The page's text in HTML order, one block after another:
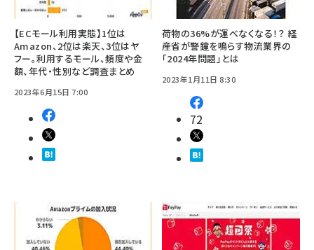
【ECモール利用実態】1位は
Amazon、2位は楽天、3位はヤ
フー。利用するモール、頻度や金
額、年代・性別など調査まとめ
2023年6月15日 7:00
荷物の36%が運べなくなる！？ 経
産省が警鐘を鳴らす物流業界の
「2024年問題」とは
2023年1月11日 8:30
72